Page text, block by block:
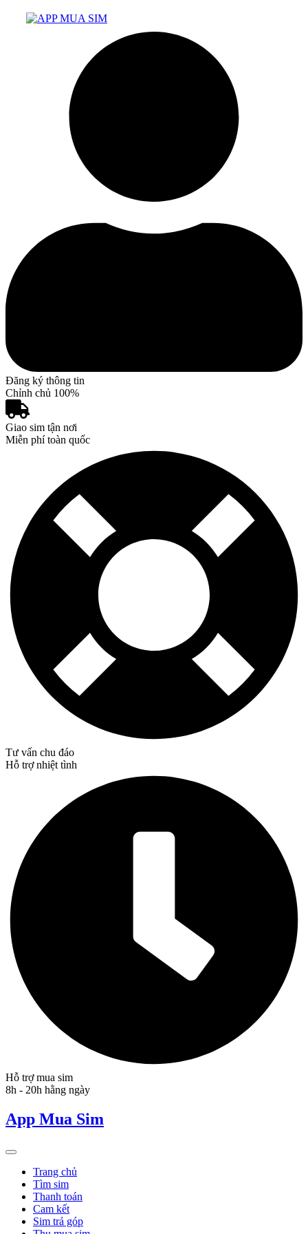
Đăng ký thông tin
Chỉnh chủ 100%
Giao sim tận nơi
Miễn phí toàn quốc
Tư vấn chu đáo
Hỗ trợ nhiệt tình
Hỗ trợ mua sim
8h - 20h hằng ngày
App Mua Sim
Trang chủ
Tìm sim
Thanh toán
Cam kết
Sim trả góp